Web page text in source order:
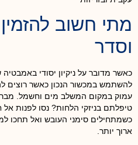
מתי חשוב להזמין
וסדר
כאשר מדובר על ניקיון יסודי
להשתמש במכשור הנכון כאשר רוצים
עמוק במקום המשלב מים וחשמל.
טיפלתם בניזקי הלחות? נסו לפנות אל
כשמתחילים סימני העובש ואל תחכו
ארוך יותר.